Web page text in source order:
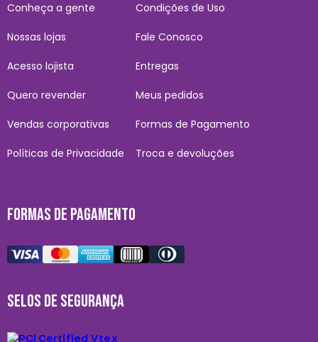
Conheça a gente
Nossas lojas
Acesso lojista
Quero revender
Vendas corporativas
Políticas de Privacidade
Condições de Uso
Fale Conosco
Entregas
Meus pedidos
Formas de Pagamento
Troca e devoluções
FORMAS DE PAGAMENTO
SELOS DE SEGURANÇA